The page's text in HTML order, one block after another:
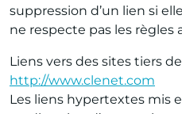
suppression d’un lien si
ne respecte pas les règles
Liens vers des sites tiers
http://www.clenet.com
Les liens hypertextes mis